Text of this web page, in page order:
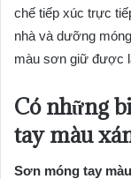
chế tiếp xúc trực
nhà và dưỡng
màu sơn giữ được
Có những
tay màu
Sơn móng tay